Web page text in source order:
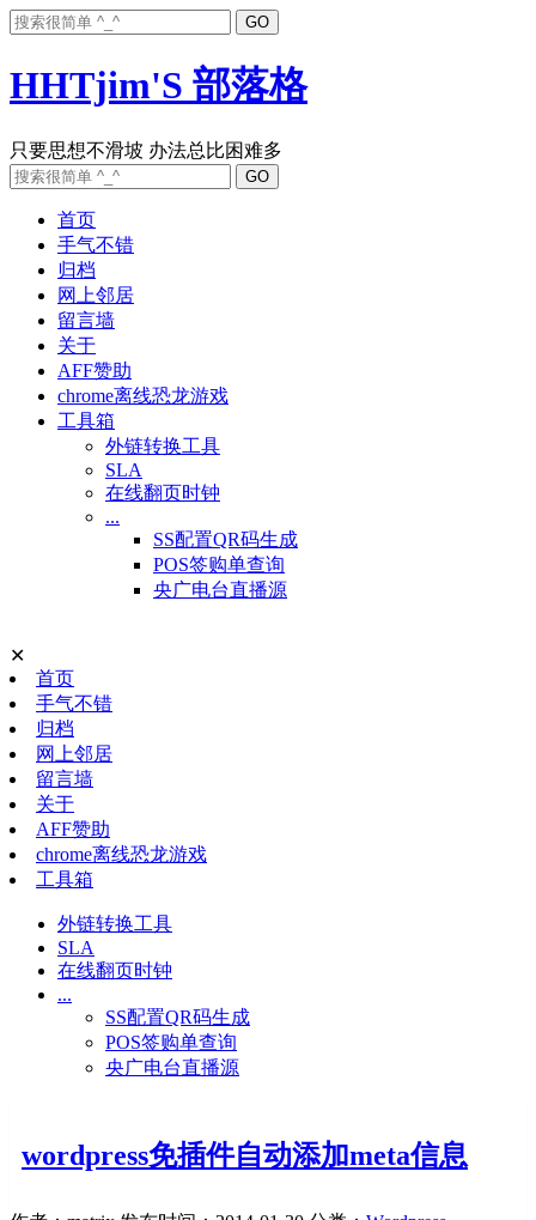
HHTjim'S 部落格
首页
手气不错
归档
网上邻居
留言墙
关于
AFF赞助
chrome离线恐龙游戏
工具箱
外链转换工具
SLA
在线翻页时钟
...
SS配置QR码生成
POS签购单查询
央广电台直播源
✕
首页
手气不错
归档
网上邻居
留言墙
关于
AFF赞助
chrome离线恐龙游戏
工具箱
外链转换工具
SLA
在线翻页时钟
...
SS配置QR码生成
POS签购单查询
央广电台直播源
wordpress免插件自动添加meta信息